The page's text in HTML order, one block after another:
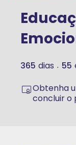
365 dias 365 dias
55
Obtenha
concluir o